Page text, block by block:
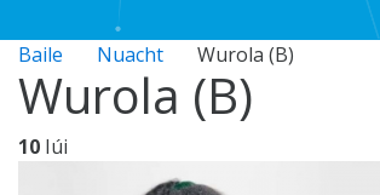
Baile Nuacht Wurola (B)
Wurola (B)
10 Iúi